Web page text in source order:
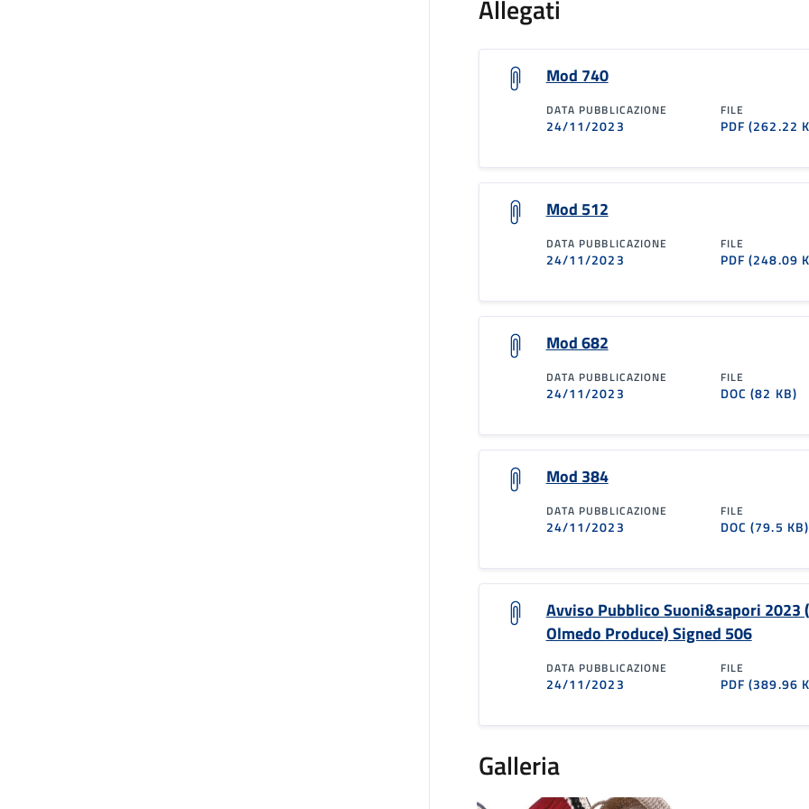
Allegati
Mod 740
DATA PUBBLICAZIONE
24/11/2023
FILE
PDF(262.22
Mod 512
DATA PUBBLICAZIONE
24/11/2023
FILE
PDF(248.09
Mod 682
DATA PUBBLICAZIONE
24/11/2023
FILE
DOC(82 KB)
Mod 384
DATA PUBBLICAZIONE
24/11/2023
FILE
DOC(79.5 KB)
Avviso Pubblico Suoni&sapori 2023
Olmedo Produce) Signed 506
DATA PUBBLICAZIONE
24/11/2023
FILE
PDF(389.96
Galleria